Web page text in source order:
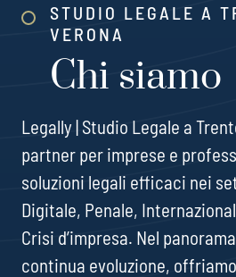
STUDIO LEGALE A
VERONA
Chi siamo
Legally | Studio Legale a
partner per imprese e
soluzioni legali efficaci nei
Digitale, Penale,
Crisi d’impresa. Nel
continua evoluzione,